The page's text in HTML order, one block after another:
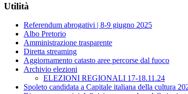
Utilità
Referendum abrogativi | 8-9 giugno 2025
Albo Pretorio
Amministrazione trasparente
Diretta streaming
Aggiornamento catasto aree percorse dal fuoco
Archivio elezioni
ELEZIONI REGIONALI 17-18.11.24
Spoleto candidata a Capitale italiana della cultura